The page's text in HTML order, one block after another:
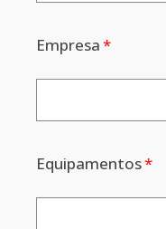
Empresa
Equipamentos